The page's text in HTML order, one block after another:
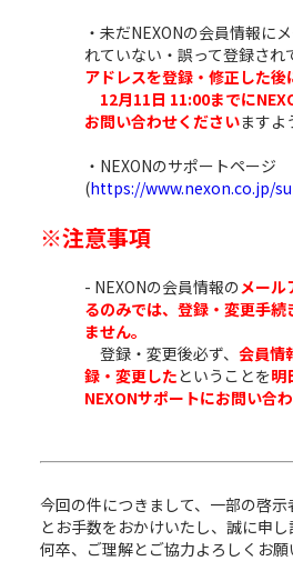
・未だNEXONの会員情報に
れていない・誤って登録され
アドレスを登録・修正した後
12月11日 11:00までに
お問い合わせくださいますよ
・NEXONのサポートページ
(https://www.nexon.co.jp/
※注意事項
- NEXONの会員情報のメール
るのみでは、登録・変更手
ません。
登録・変更後必ず、 会員情
録・変更したということを明
NEXONサポートにお問い合
今回の件につきまして、一部の啓
とお手数をおかけいたし、誠に申し
何卒、ご理解とご協力よろしくお願